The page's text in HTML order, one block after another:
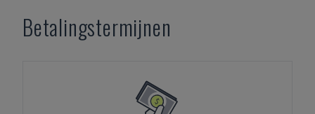
Betalingstermijnen